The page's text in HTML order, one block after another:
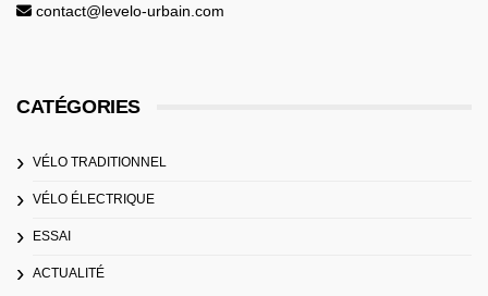
contact@levelo-urbain.com
CATÉGORIES
VÉLO TRADITIONNEL
VÉLO ÉLECTRIQUE
ESSAI
ACTUALITÉ